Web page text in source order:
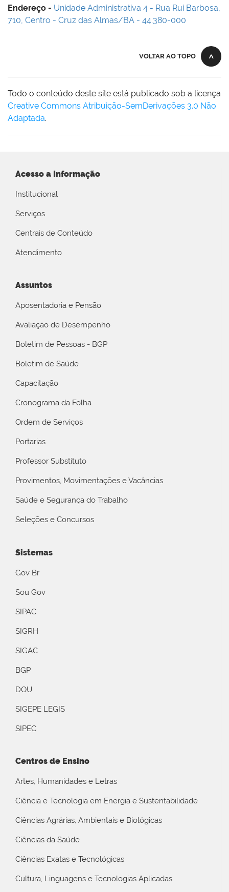
Endereço - Unidade Administrativa 4 - Rua Rui Barbosa,
710, Centro - Cruz das Almas/BA - 44.380-000
VOLTAR AO TOPO
Todo o conteúdo deste site está publicado sob a licença
Creative Commons Atribuição-SemDerivações 3.0 Não
Adaptada.
Acesso a Informação
Institucional
Serviços
Centrais de Conteúdo
Atendimento
Assuntos
Aposentadoria e Pensão
Avaliação de Desempenho
Boletim de Pessoas - BGP
Boletim de Saúde
Capacitação
Cronograma da Folha
Ordem de Serviços
Portarias
Professor Substituto
Provimentos, Movimentações e Vacâncias
Saúde e Segurança do Trabalho
Seleções e Concursos
Sistemas
Gov Br
Sou Gov
SIPAC
SIGRH
SIGAC
BGP
DOU
SIGEPE LEGIS
SIPEC
Centros de Ensino
Artes, Humanidades e Letras
Ciência e Tecnologia em Energia e Sustentabilidade
Ciências Agrárias, Ambientais e Biológicas
Ciências da Saúde
Ciências Exatas e Tecnológicas
Cultura, Linguagens e Tecnologias Aplicadas